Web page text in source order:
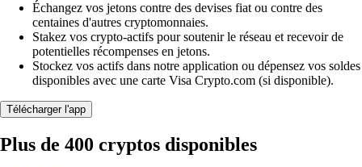
Échangez vos jetons contre des devises fiat ou contre des
centaines d'autres cryptomonnaies.
Stakez vos crypto-actifs pour soutenir le réseau et recevoir de
potentielles récompenses en jetons.
Stockez vos actifs dans notre application ou dépensez vos soldes
disponibles avec une carte Visa Crypto.com (si disponible).
Télécharger l'app
Plus de 400 cryptos disponibles